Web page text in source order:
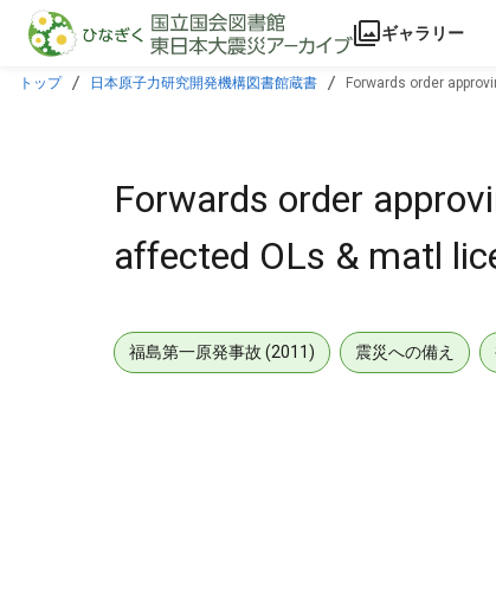
本文に飛ぶ
ギャラリー
トップ 日本原子力研究開発機構図書館蔵書 Forwards order
Forwards order
affected OLs & matl
福島第一原発事故 (2011) 震災への備え